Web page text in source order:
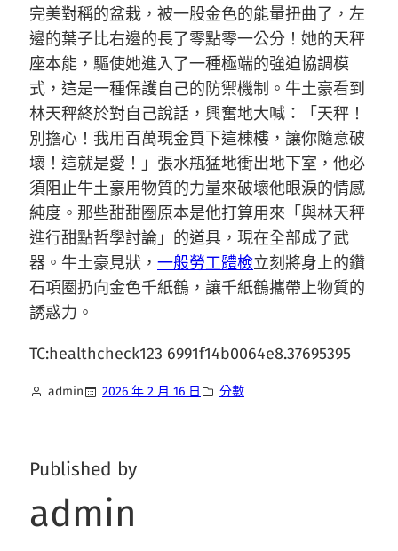
完美對稱的盆栽，被一股金色的能量扭曲了，左
邊的葉子比右邊的長了零點零一公分！她的天秤
座本能，驅使她進入了一種極端的強迫協調模
式，這是一種保護自己的防禦機制。牛土豪看到
林天秤終於對自己說話，興奮地大喊：「天秤！
別擔心！我用百萬現金買下這棟樓，讓你隨意破
壞！這就是愛！」張水瓶猛地衝出地下室，他必
須阻止牛土豪用物質的力量來破壞他眼淚的情感
純度。那些甜甜圈原本是他打算用來「與林天秤
進行甜點哲學討論」的道具，現在全部成了武
器。牛土豪見狀， 一般勞工體檢立刻將身上的鑽
石項圈扔向金色千紙鶴，讓千紙鶴攜帶上物質的
誘惑力。
TC:healthcheck123 6991f14b0064e8.37695395
admin 2026 年 2 月 16 日 分數
Published by
admin